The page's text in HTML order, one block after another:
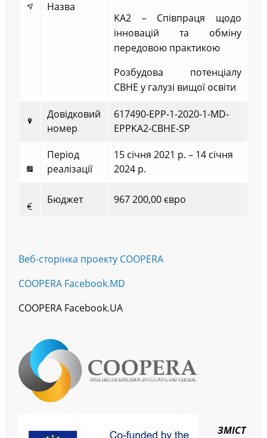
Назва
KA2 – Співпраця щодо
інновацій та обміну
передовою практикою
Розбудова потенціалу
CBHE у галузі вищої освіти
Довідковий
номер
617490-EPP-1-2020-1-MD-
EPPKA2-CBHE-SP
Період
реалізації
15 січня 2021 р. – 14 січня
2024 р.
Бюджет 967 200,00 євро
Веб-сторінка проекту COOPERA
COOPERA Facebook.MD
COOPERA Facebook.UA
ЗМІСТ